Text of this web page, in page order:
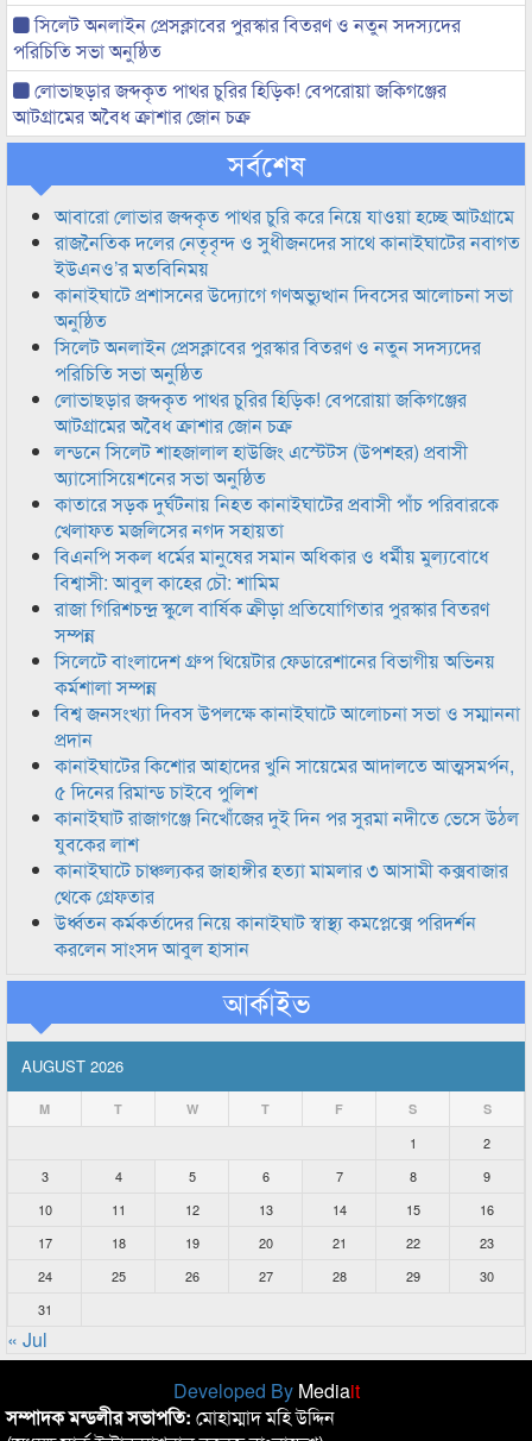
সিলেট অনলাইন প্রেসক্লাবের পুরস্কার বিতরণ ও নতুন সদস্যদের
পরিচিতি সভা অনুষ্ঠিত
লোভাছড়ার জব্দকৃত পাথর চুরির হিড়িক! বেপরোয়া জকিগঞ্জের
আটগ্রামের অবৈধ ক্রাশার জোন চক্র
সর্বশেষ
আবারো লোভার জব্দকৃত পাথর চুরি করে নিয়ে যাওয়া হচ্ছে আটগ্রামে
রাজনৈতিক দলের নেতৃবৃন্দ ও সুধীজনদের সাথে কানাইঘাটের নবাগত
ইউএনও’র মতবিনিময়
কানাইঘাটে প্রশাসনের উদ্যোগে গণঅভ্যুত্থান দিবসের আলোচনা সভা
অনুষ্ঠিত
সিলেট অনলাইন প্রেসক্লাবের পুরস্কার বিতরণ ও নতুন সদস্যদের
পরিচিতি সভা অনুষ্ঠিত
লোভাছড়ার জব্দকৃত পাথর চুরির হিড়িক! বেপরোয়া জকিগঞ্জের
আটগ্রামের অবৈধ ক্রাশার জোন চক্র
লন্ডনে সিলেট শাহজালাল হাউজিং এস্টেটস (উপশহর) প্রবাসী
অ্যাসোসিয়েশনের সভা অনুষ্ঠিত
কাতারে সড়ক দুর্ঘটনায় নিহত কানাইঘাটের প্রবাসী পাঁচ পরিবারকে
খেলাফত মজলিসের নগদ সহায়তা
বিএনপি সকল ধর্মের মানুষের সমান অধিকার ও ধর্মীয় মুল্যবোধে
বিশ্বাসী: আবুল কাহের চৌ: শামিম
রাজা গিরিশচন্দ্র স্কুলে বার্ষিক ক্রীড়া প্রতিযোগিতার পুরস্কার বিতরণ
সম্পন্ন
সিলেটে বাংলাদেশ গ্রুপ থিয়েটার ফেডারেশানের বিভাগীয় অভিনয়
কর্মশালা সম্পন্ন
বিশ্ব জনসংখ্যা দিবস উপলক্ষে কানাইঘাটে আলোচনা সভা ও সম্মাননা
প্রদান
কানাইঘাটের কিশোর আহাদের খুনি সায়েমের আদালতে আত্মসমর্পন,
৫ দিনের রিমান্ড চাইবে পুলিশ
কানাইঘাট রাজাগঞ্জে নিখোঁজের দুই দিন পর সুরমা নদীতে ভেসে উঠল
যুবকের লাশ
কানাইঘাটে চাঞ্চল্যকর জাহাঙ্গীর হত্যা মামলার ৩ আসামী কক্সবাজার
থেকে গ্রেফতার
উর্ধ্বতন কর্মকর্তাদের নিয়ে কানাইঘাট স্বাস্থ্য কমপ্লেক্সে পরিদর্শন
করলেন সাংসদ আবুল হাসান
আর্কাইভ
AUGUST 2026
M T W T F S S
1
2
3
4 5 6 7 8
9
10
11 12 13 14 15
16
17
18 19 20 21 22
23
24
25 26 27 28 29
30
31
« Jul
Developed By Mediait
সম্পাদক মন্ডলীর সভাপতি: মোহাম্মাদ মহি উদ্দিন